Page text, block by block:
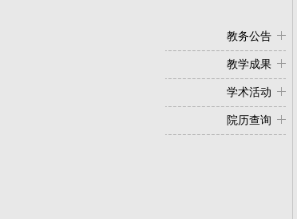
教务公告
教学成果
学术活动
院历查询